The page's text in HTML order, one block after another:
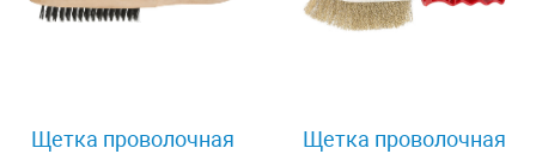
Щетка проволочная
Щетка проволочная